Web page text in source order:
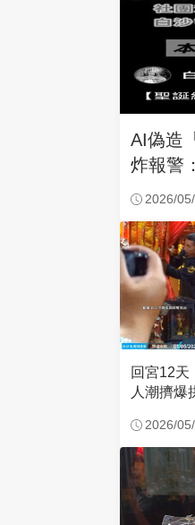
AI偽造
炸報警
2026/
回宮12
人潮擠爆
2026/